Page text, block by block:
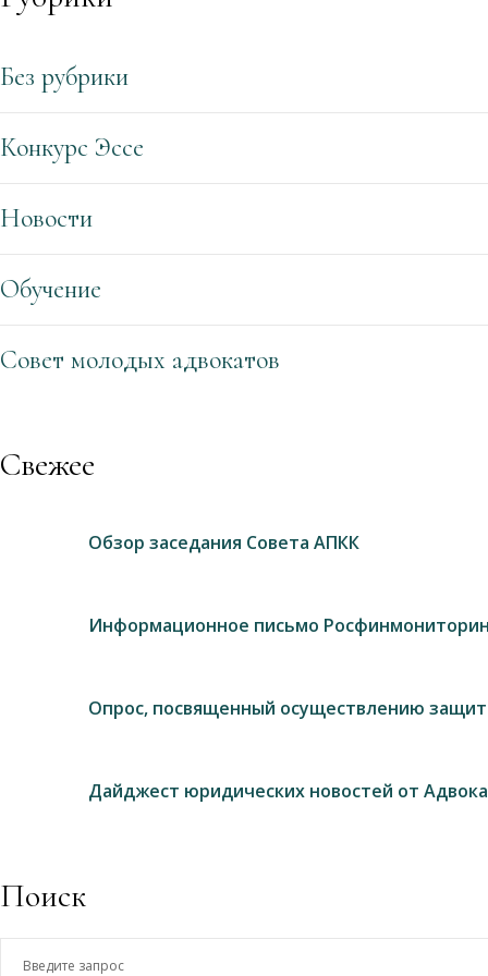
Без рубрики
Конкурс Эссе
Новости
Обучение
Совет молодых адвокатов
Свежее
Обзор заседания Совета АПКК
Информационное письмо
Опрос, посвященный осуществлению
Дайджест юридических новостей от
Поиск